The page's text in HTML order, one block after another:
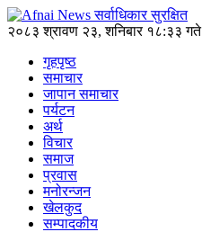
२०८३ श्रावण २३, शनिबार १८:३३ गते
गृहपृष्ठ
समाचार
जापान समाचार
पर्यटन
अर्थ
विचार
समाज
प्रवास
मनोरन्जन
खेलकुद
सम्पादकीय